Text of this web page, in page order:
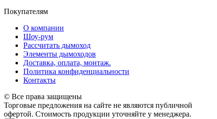
Покупателям
О компании
Шоу-рум
Рассчитать дымоход
Элементы дымоходов
Доставка, оплата, монтаж.
Политика конфиденциальности
Контакты
© Все права защищены
Торговые предложения на сайте не являются публичной
офертой. Стоимость продукции уточняйте у менеджера.